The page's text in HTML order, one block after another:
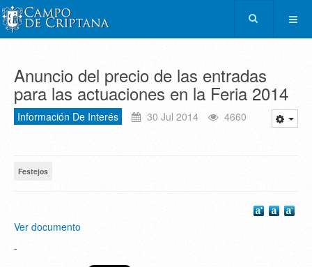
Anuncio del precio de las entradas
para las actuaciones en la Feria 2014
Información De Interés 30 Jul 2014 4660
Festejos
Ver documento
-